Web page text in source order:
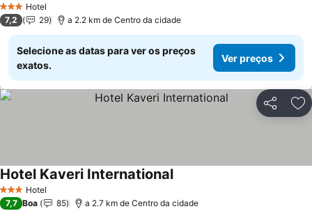
3 EstrelasHotel
7,2 29 a 2.2 km de Centro da cidade
Selecione as datas para ver os preços
exatos.
Ver preços
Partilhar
3 EstrelasHotel
Hotel Kaveri International
7,7 Boa 85 a 2.7 km de Centro da cidade